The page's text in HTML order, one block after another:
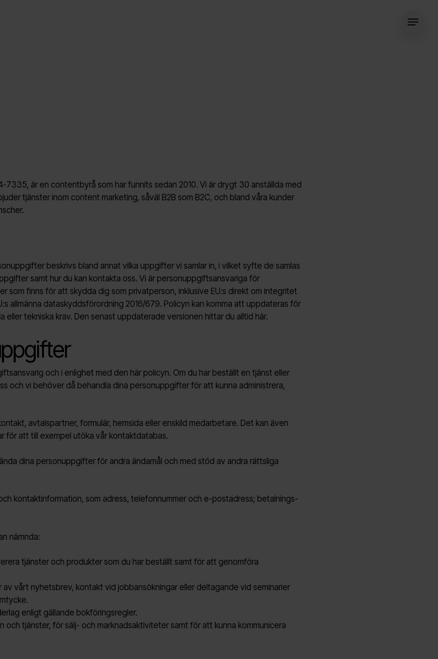
Menu
7335, är en contentbyrå som har funnits sedan 2010. Vi är drygt 30 anställda med
tjänster inom content marketing, såväl B2B som B2C, och bland våra kunder
beskrivs bland annat vilka uppgifter vi samlar in, i vilket syfte de samlas
samt hur du kan kontakta oss. Vi är personuppgiftsansvariga för
som finns för att skydda dig som privatperson, inklusive EU:s direkt om integritet
allmänna dataskyddsförordning 2016/679. Policyn kan komma att uppdateras för
tekniska krav. Den senast uppdaterade versionen hittar du alltid här.
och i enlighet med den här policyn. Om du har beställt en tjänst eller
och vi behöver då behandla dina personuppgifter för att kunna administrera,
avtalspartner, formulär, hemsida eller enskild medarbetare. Det kan även
för att till exempel utöka vår kontaktdatabas.
dina personuppgifter för andra ändamål och med stöd av andra rättsliga
kontaktinformation, som adress, telefonnummer och e-postadress; betalnings-
nämnda:
tjänster och produkter som du har beställt samt för att genomföra
vårt nyhetsbrev, kontakt vid jobbansökningar eller deltagande vid seminarier
enligt gällande bokföringsregler.
och tjänster, för sälj- och marknadsaktiviteter samt för att kunna kommunicera